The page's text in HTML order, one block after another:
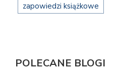
zapowiedzi książkowe
POLECANE BLOGI